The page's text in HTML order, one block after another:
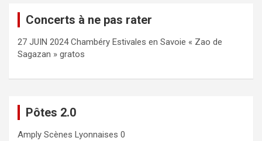
Concerts à ne pas rater
27 JUIN 2024 Chambéry Estivales en Savoie « Zao de
Sagazan » gratos
Pôtes 2.0
Amply Scènes Lyonnaises 0